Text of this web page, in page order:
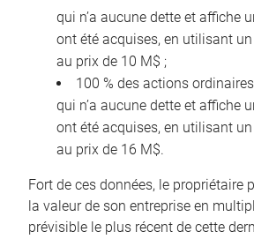
qui n’a aucune dette et affiche
ont été acquises, en utilisant
au prix de 10 M$ ;
100 % des actions
qui n’a aucune dette et affiche
ont été acquises, en utilisant
au prix de 16 M$.
Fort de ces données, le propriétaire
la valeur de son entreprise en
prévisible le plus récent de cette